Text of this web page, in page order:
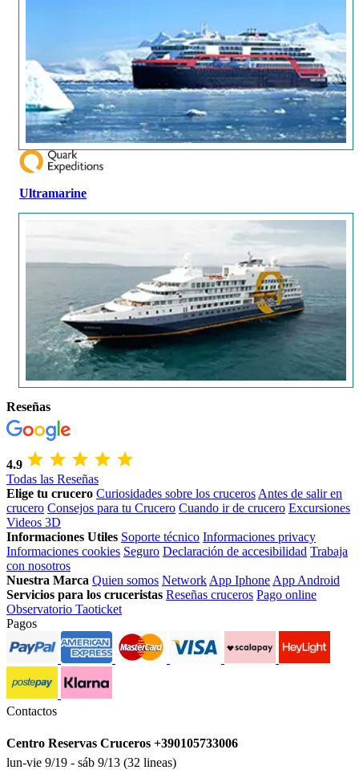
Ultramarine
Reseñas
4.9
Todas las Reseñas
Elige tu crucero Curiosidades sobre los cruceros Antes de salir en
crucero Consejos para tu Crucero Cuando ir de crucero Excursiones
Videos 3D
Informaciones Utiles Soporte técnico Informaciones privacy
Informaciones cookies Seguro Declaración de accesibilidad Trabaja
con nosotros
Nuestra Marca Quien somos Network App Iphone App Android
Servicios para los cruceristas Reseñas cruceros Pago online
Observatorio Taoticket
Pagos
Contactos
Centro Reservas Cruceros +390105733006
lun-vie 9/19 - sáb 9/13 (32 lineas)